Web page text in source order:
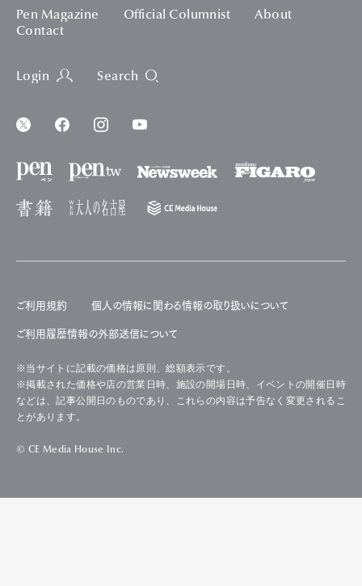
Pen Magazine Official Columnist
About
Contact
Login Search
ご利用規約 個人の情報に関わる情報の取り扱いについて
ご利用履歴情報の外部送信について
※当サイトに記載の価格は原則、総額表示です。
※掲載された価格や店の営業日時、施設の開場日時、イベントの開催日時
などは、記事公開日のものであり、これらの内容は予告なく変更されるこ
とがあります。
© CE Media House Inc.